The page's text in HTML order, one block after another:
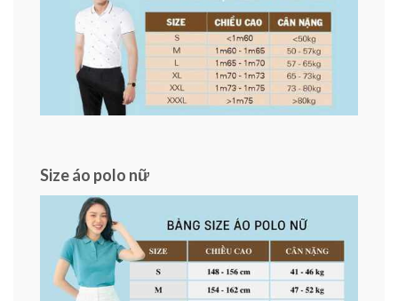
Size áo polo nữ